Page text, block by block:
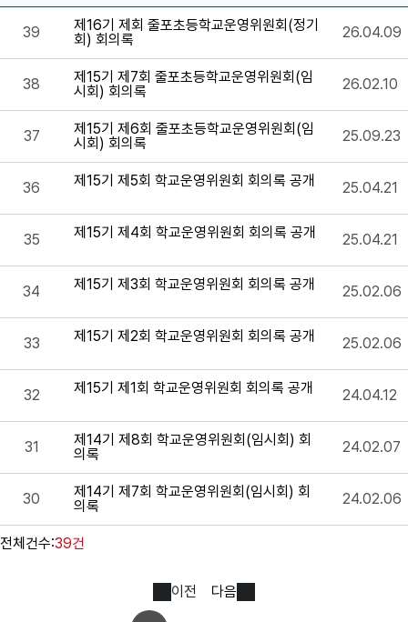
39
제16기 제회 줄포초등학교운영위원회(정기
회) 회의록
26.04.09
38
제15기 제7회 줄포초등학교운영위원회(임
시회) 회의록
26.02.10
37
제15기 제6회 줄포초등학교운영위원회(임
시회) 회의록
25.09.23
36 제15기 제5회 학교운영위원회 회의록 공개 25.04.21
35 제15기 제4회 학교운영위원회 회의록 공개 25.04.21
34 제15기 제3회 학교운영위원회 회의록 공개 25.02.06
33 제15기 제2회 학교운영위원회 회의록 공개 25.02.06
32 제15기 제1회 학교운영위원회 회의록 공개 24.04.12
31
제14기 제8회 학교운영위원회(임시회) 회
의록
24.02.07
30
제14기 제7회 학교운영위원회(임시회) 회
의록
24.02.06
전체건수:39건
이전 다음